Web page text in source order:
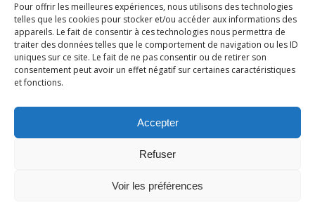
Pour offrir les meilleures expériences, nous utilisons des technologies
telles que les cookies pour stocker et/ou accéder aux informations des
appareils. Le fait de consentir à ces technologies nous permettra de
traiter des données telles que le comportement de navigation ou les ID
uniques sur ce site. Le fait de ne pas consentir ou de retirer son
consentement peut avoir un effet négatif sur certaines caractéristiques
et fonctions.
Accepter
Refuser
Voir les préférences
04 99 62 19 01
09 82 63 51 79
Conception et référencement réalisés parXtremWebSiteSite
Plan du site